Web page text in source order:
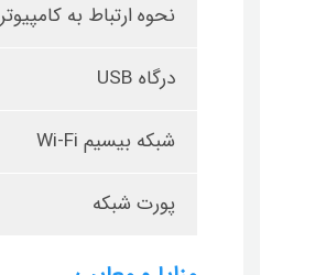
نحوه ارتباط به کامپیوتر
درگاه USB
شبکه بیسیم Wi-Fi
پورت شبکه